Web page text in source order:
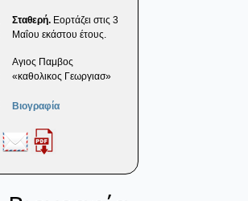
Σταθερή. Εορτάζει στις 3
Μαΐου εκάστου έτους.
Αγιος Παμβος
«καθολικος Γεωργιασ»
Βιογραφία